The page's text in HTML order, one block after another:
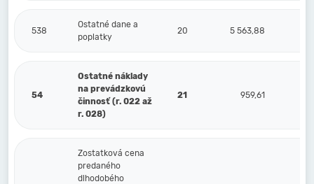
538
Ostatné dane a
poplatky
20 5 563,88
54
Ostatné náklady
na prevádzkovú
činnosť (r. 022 až
r. 028)
21 959,61
Zostatková cena
predaného
dlhodobého